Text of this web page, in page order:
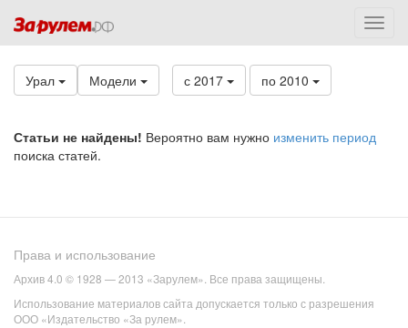
Урал Модели с 2017 по 2010
Статьи не найдены! Вероятно вам нужно изменить период
поиска статей.
Права и использование
Архив 4.0 © 1928 — 2013 «Зарулем». Все права защищены.
Использование материалов сайта допускается только с разрешения
ООО «Издательство «За рулем».